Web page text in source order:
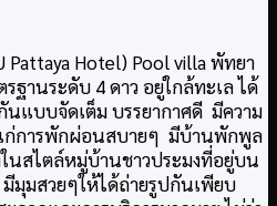
Pattaya Hotel) Pool villa พัทยา
ฐานระดับ 4 ดาว อยู่ใกล้ทะเล ได้
นแบบจัดเต็ม บรรยากาศดี มีความ
ก่การพักผ่อนสบายๆ มีบ้านพักพูล
นสไตล์หมู่บ้านชาวประมงที่อยู่บน
มีมุมสวยๆให้ได้ถ่ายรูปกันเพียบ